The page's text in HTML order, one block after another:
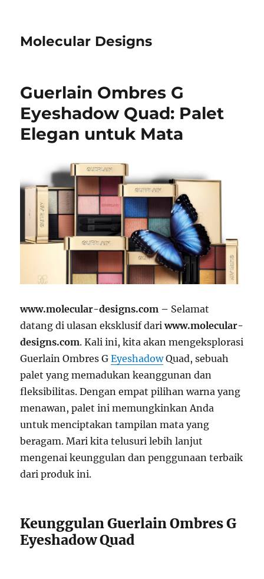
Molecular Designs
Guerlain Ombres G
Eyeshadow Quad: Palet
Elegan untuk Mata
www.molecular-designs.com – Selamat
datang di ulasan eksklusif dariwww.molecular-
designs.com. Kali ini, kita akan mengeksplorasi
Guerlain Ombres GEyeshadowQuad, sebuah
palet yang memadukan keanggunan dan
fleksibilitas. Dengan empat pilihan warna yang
menawan, palet ini memungkinkan Anda
untuk menciptakan tampilan mata yang
beragam. Mari kita telusuri lebih lanjut
mengenai keunggulan dan penggunaan terbaik
dari produk ini.
Keunggulan Guerlain Ombres G
Eyeshadow Quad